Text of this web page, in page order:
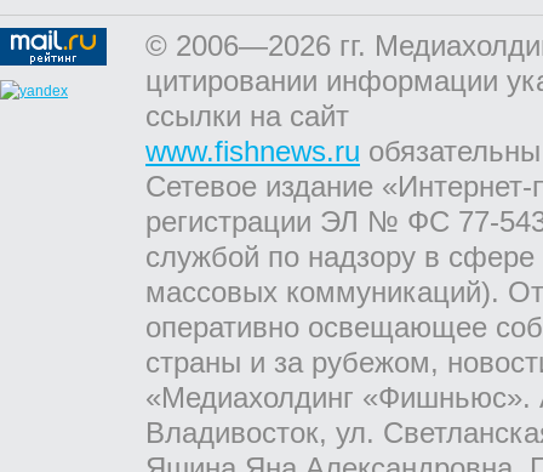
© 2006—2026 гг.
цитировании информации
ссылки на сайт
www.fishnews.ru
Сетевое издание
регистрации ЭЛ № ФС 77-
службой по надзору в
массовых коммуникаций).
оперативно освещающее
страны и за рубежом,
«Медиахолдинг «Фишньюс».
Владивосток, ул.